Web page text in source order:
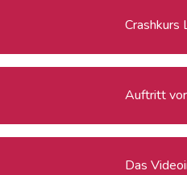
Crashkurs
Auftritt vor
Das